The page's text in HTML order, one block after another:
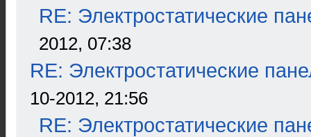
RE: Электростатические
2012, 07:38
RE: Электростатические
10-2012, 21:56
RE: Электростатические